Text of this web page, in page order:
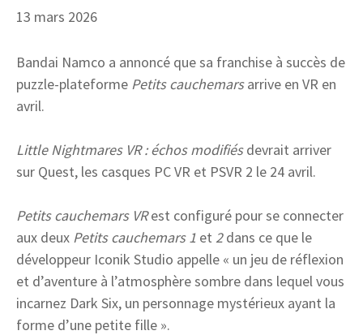
13 mars 2026
Bandai Namco a annoncé que sa franchise à succès de
puzzle-plateforme Petits cauchemarsarrive en VR en
avril.
Little Nightmares VR : échos modifiésdevrait arriver
sur Quest, les casques PC VR et PSVR 2 le 24 avril.
Petits cauchemars VRest configuré pour se connecter
aux deux Petits cauchemars 1 et 2dans ce que le
développeur Iconik Studio appelle « un jeu de réflexion
et d’aventure à l’atmosphère sombre dans lequel vous
incarnez Dark Six, un personnage mystérieux ayant la
forme d’une petite fille ».